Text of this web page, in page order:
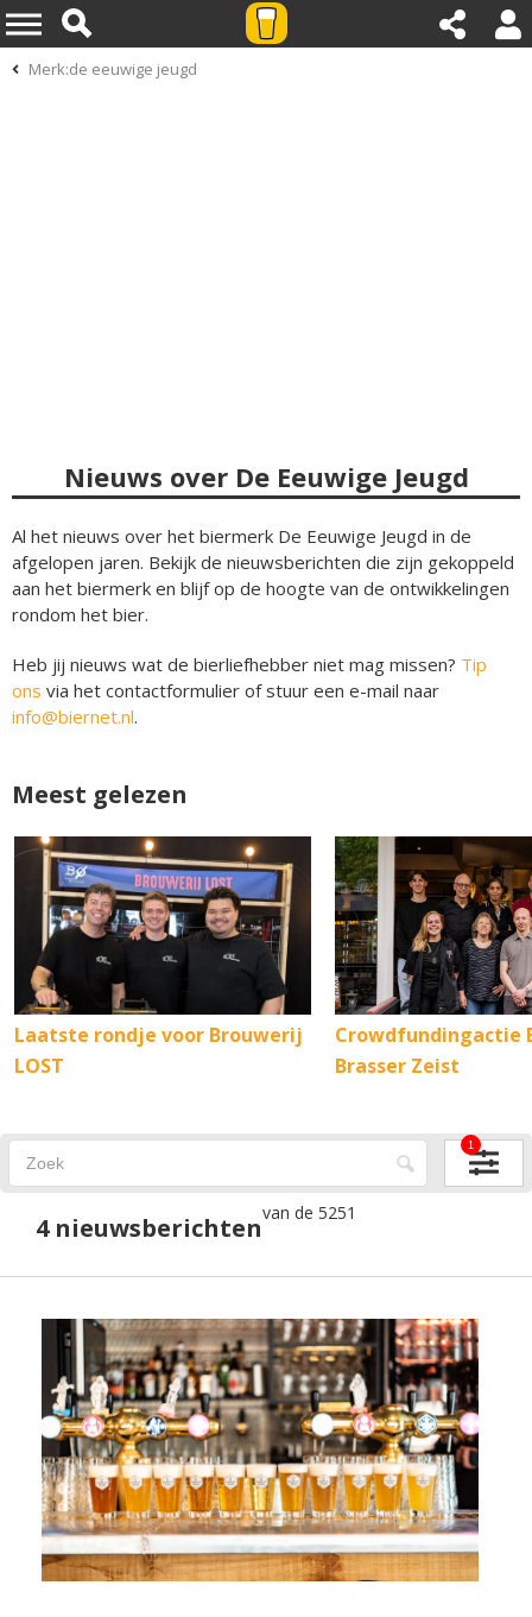
Merk:de eeuwige jeugd
Nieuws over De Eeuwige Jeugd
Al het nieuws over het biermerk De Eeuwige Jeugd in de
afgelopen jaren. Bekijk de nieuwsberichten die zijn gekoppeld
aan het biermerk en blijf op de hoogte van de ontwikkelingen
rondom het bier.
Heb jij nieuws wat de bierliefhebber niet mag missen? Tip
ons via het contactformulier of stuur een e-mail naar
info@biernet.nl.
Meest gelezen
Laatste rondje voor Brouwerij
LOST
Crowdfundingactie
Brasser Zeist
1
4 nieuwsberichtenvan de 5251